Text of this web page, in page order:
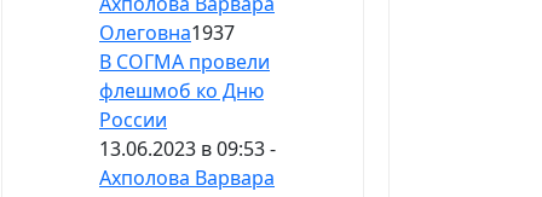
Олеговна1937
В СОГМА провели
флешмоб ко Дню
России
13.06.2023 в 09:53 -
Ахполова Варвара